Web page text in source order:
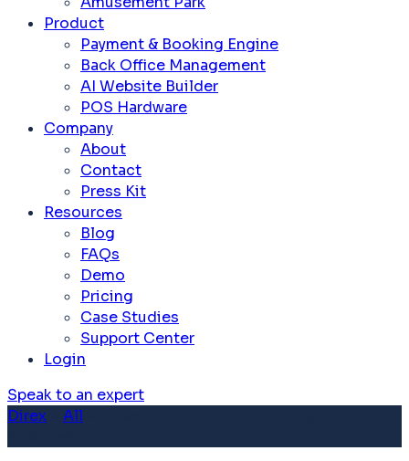
Product
Payment & Booking Engine
Back Office Management
AI Website Builder
POS Hardware
Company
About
Contact
Press Kit
Resources
Blog
FAQs
Demo
Pricing
Case Studies
Support Center
Login
Speak to an expert
Direx
All